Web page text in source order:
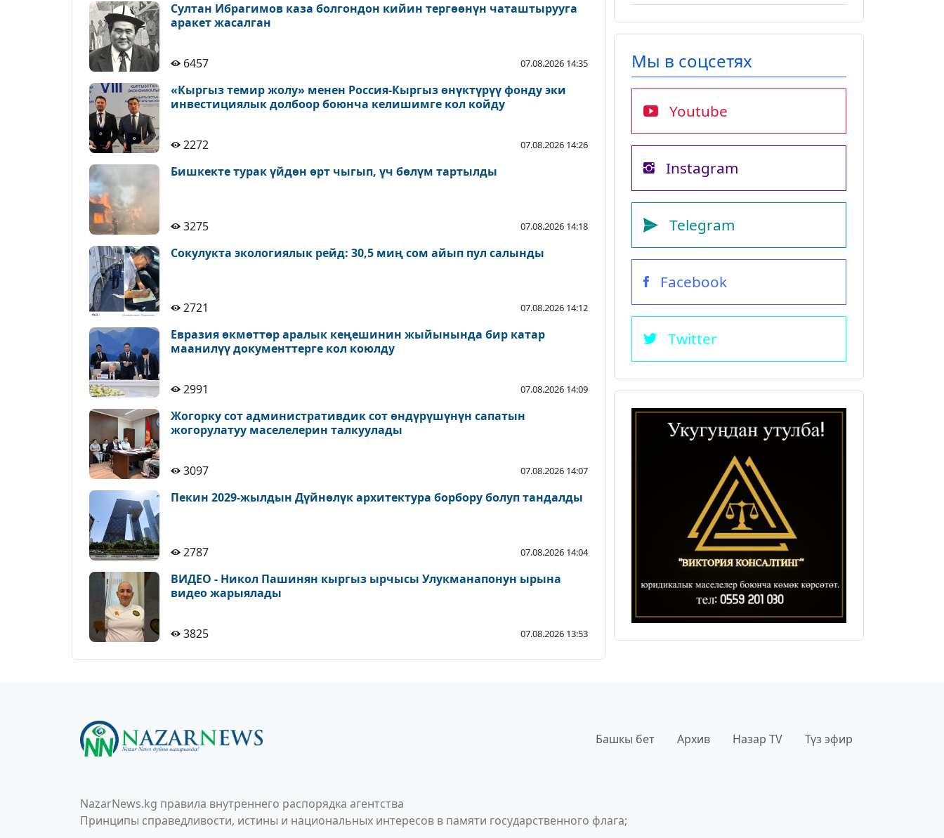
Султан Ибрагимов каза болгондон кийин тергөөнүн чаташтырууга
аракет жасалган
6457 07.08.2026 14:35
«Кыргыз темир жолу» менен Россия-Кыргыз өнүктүрүү фонду эки
инвестициялык долбоор боюнча келишимге кол койду
2272 07.08.2026 14:26
Бишкекте турак үйдөн өрт чыгып, үч бөлүм тартылды
3275 07.08.2026 14:18
Сокулукта экологиялык рейд: 30,5 миң сом айып пул салынды
2721 07.08.2026 14:12
Евразия өкмөттөр аралык кеңешинин жыйынында бир катар
маанилүү документтерге кол коюлду
2991 07.08.2026 14:09
Жогорку сот административдик сот өндүрүшүнүн сапатын
жогорулатуу маселелерин талкуулады
3097 07.08.2026 14:07
Пекин 2029-жылдын Дүйнөлүк архитектура борбору болуп тандалды
2787 07.08.2026 14:04
ВИДЕО - Никол Пашинян кыргыз ырчысы Улукманапонун ырына
видео жарыялады
3825 07.08.2026 13:53
Мы в соцсетях
Youtube
Instagram
Telegram
Facebook
Twitter
Башкы бет Архив Назар TV Түз эфир
NazarNews.kg правила внутреннего распорядка агентства
Принципы справедливости, истины и национальных интересов в памяти государственного флага;